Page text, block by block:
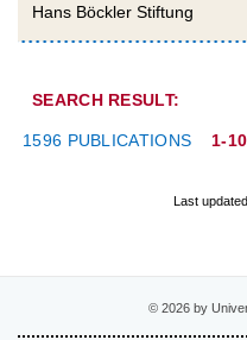
Hans Böckler Stiftung
SEARCH RESULT:
1596 PUBLICATIONS 1-10
Last
© 2026 by